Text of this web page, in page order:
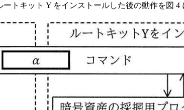
トキット Y をインストールした後の動作を図 4